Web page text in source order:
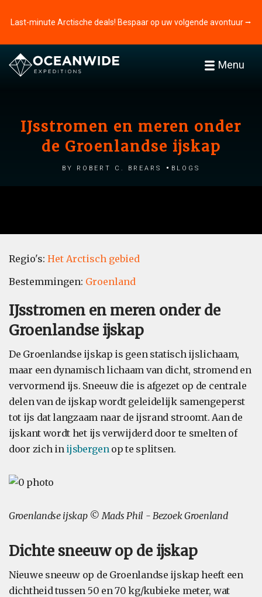
Last-minute Arctische deals! Bespaar op uw volgende avontuur ⭢
Menu
IJsstromen en meren onder
de Groenlandse ijskap
by Robert C. Brears Blogs
Regio's: Het Arctisch gebied
Bestemmingen: Groenland
IJsstromen en meren onder de
Groenlandse ijskap
De Groenlandse ijskap is geen statisch ijslichaam,
maar een dynamisch lichaam van dicht, stromend en
vervormend ijs. Sneeuw die is afgezet op de centrale
delen van de ijskap wordt geleidelijk samengeperst
tot ijs dat langzaam naar de ijsrand stroomt. Aan de
ijskant wordt het ijs verwijderd door te smelten of
door zich in ijsbergenop te splitsen.
Groenlandse ijskap © Mads Phil - Bezoek Groenland
Dichte sneeuw op de ijskap
Nieuwe sneeuw op de Groenlandse ijskap heeft een
dichtheid tussen 50 en 70 kg/kubieke meter, wat